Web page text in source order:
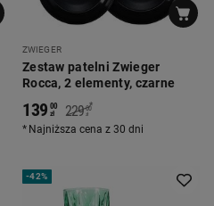
ZWIEGER
Zestaw patelni Zwieger
Rocca, 2 elementy, czarne
139 00
zł 229 00
zł
*
Najniższa cena z 30 dni
-42%